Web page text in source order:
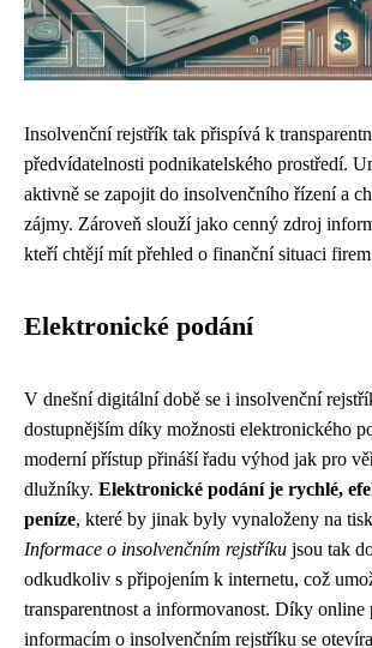
Insolvenční rejstřík tak přispívá k
předvídatelnosti podnikatelského prostředí.
aktivně se zapojit do insolvenčního řízení a
zájmy. Zároveň slouží jako cenný zdroj
kteří chtějí mít přehled o finanční situaci
Elektronické podání
V dnešní digitální době se i insolvenční
dostupnějším díky možnosti elektronického
moderní přístup přináší řadu výhod jak pro
dlužníky. Elektronické podání je rychlé,
peníze, které by jinak byly vynaloženy na
Informace o insolvenčním rejstříku jsou tak
odkudkoliv s připojením k internetu, což
transparentnost a informovanost. Díky online
informacím o insolvenčním rejstříku se